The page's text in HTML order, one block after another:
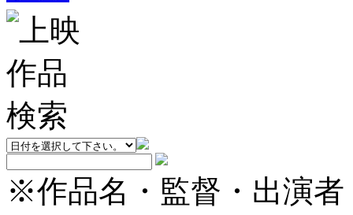
※作品名・監督・出演